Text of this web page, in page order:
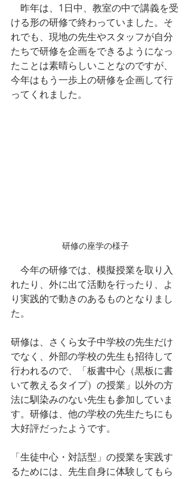
昨年は、1日中、教室の中で講義を受
ける形の研修で終わっていました。そ
れでも、現地の先生やスタッフが自分
たちで研修を企画をできるようになっ
たことは素晴らしいことなのですが、
今年はもう一歩上の研修を企画して行
ってくれました。
研修の座学の様子
今年の研修では、模擬授業を取り入
れたり、外に出て活動を行ったり、よ
り実践的で動きのあるものとなりまし
た。
研修は、さくら女子中学校の先生だけ
でなく、外部の学校の先生も招待して
行われるので、「板書中心（黒板に書
いて教えるタイプ）の授業」以外の方
法に馴染みのない先生も参加していま
す。研修は、他の学校の先生たちにも
大好評だったようです。
「生徒中心・対話型」の授業を実践す
るためには、先生自身に体験してもら